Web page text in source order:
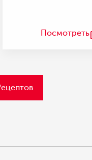
Посмотреть